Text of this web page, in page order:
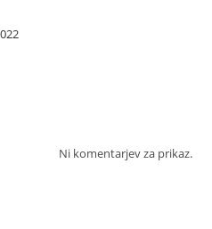
Ni komentarjev za prikaz.